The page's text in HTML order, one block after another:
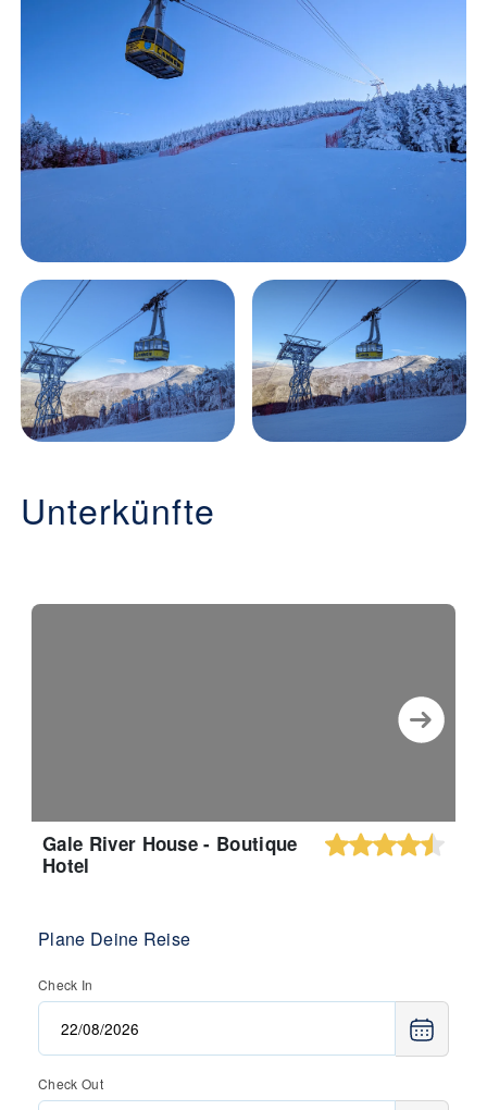
Unterkünfte
Gale River House - Boutique
Hotel
Plane Deine Reise
Check In
Check Out